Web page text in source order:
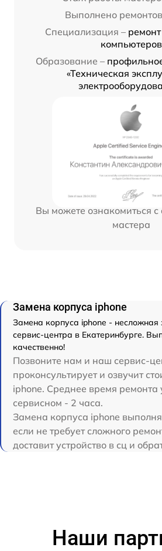
Выполнено
Специализация –
компьютеров
Образование –
«Техническая
Вы можете ознакомиться с
мастера
Замена корпуса iphone
Замена корпуса iphone -
сервис-центра в Екатеринбурге.
качественно!
Позвоните нам и наш сервис-
проконсультирует и озвучит
iphone. Среднее время ремонта
сервисном - 2 часа.
Замена корпуса iphone
если не требует сложного
доставит устройство в сц и
Наши